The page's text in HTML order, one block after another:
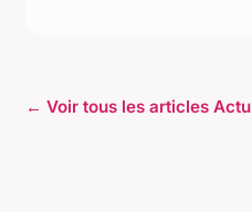
← Voir tous les articles Actu